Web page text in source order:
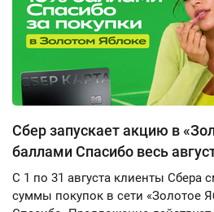
Сбер запускает акцию в
баллами Спасибо весь
С 1 по 31 августа клиенты Сбера
суммы покупок в сети «Золотое